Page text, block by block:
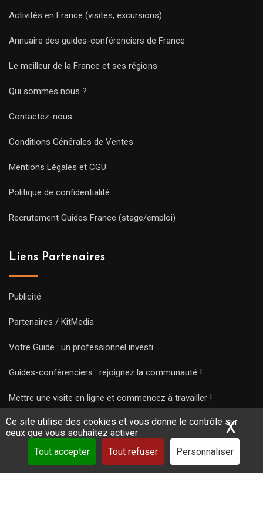
Ce site utilise des cookies et vous donne le contrôle sur
ceux que vous souhaitez activer
Tout accepter
Tout refuser Personnaliser
X
Activités en France (visites, excursions)
Annuaire des guides-conférenciers de France
Le meilleur de la France et ses régions
Qui sommes nous ?
Contactez-nous
Conditions Générales de Ventes
Mentions Légales et CGU
Politique de confidentialité
Recrutement Guides France (stage/emploi)
Liens Partenaires
Publicité
Partenaires / KitMedia
Votre Guide : un professionnel investi
Guides-conférenciers : rejoignez la communauté !
Mettre une visite en ligne et commencez à travailler !